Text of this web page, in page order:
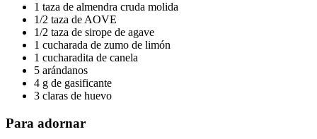
1 taza de almendra cruda molida
1/2 taza de AOVE
1/2 taza de sirope de agave
1 cucharada de zumo de limón
1 cucharadita de canela
5 arándanos
4 g de gasificante
3 claras de huevo
Para adornar